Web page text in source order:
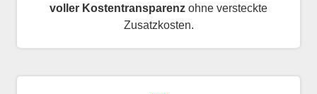
voller Kostentransparenz ohne versteckte
Zusatzkosten.